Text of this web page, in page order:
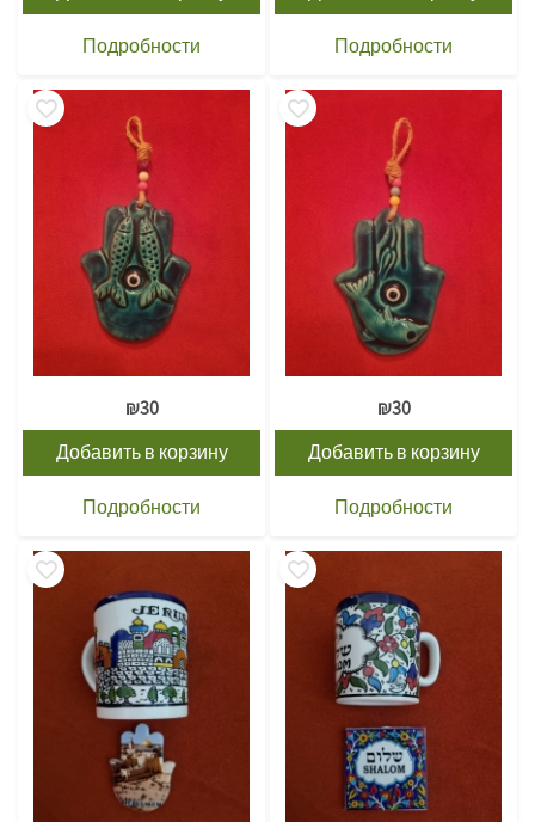
Подробности Подробности
₪30
Добавить в корзину
Подробности
₪30
Добавить в корзину
Подробности